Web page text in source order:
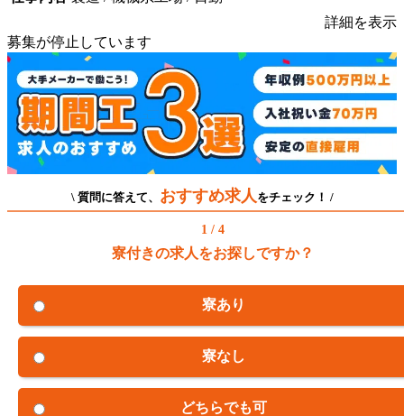
詳細を表示
募集が停止しています
\ 質問に答えて、 おすすめ求人 をチェック！ /
1 / 4
寮付きの求人をお探しですか？
寮あり
寮なし
どちらでも可